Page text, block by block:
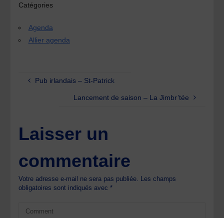
Catégories
Agenda
Allier agenda
Pub irlandais – St-Patrick
Lancement de saison – La Jimbr’tée
Laisser un
commentaire
Votre adresse e-mail ne sera pas publiée. Les champs
obligatoires sont indiqués avec*